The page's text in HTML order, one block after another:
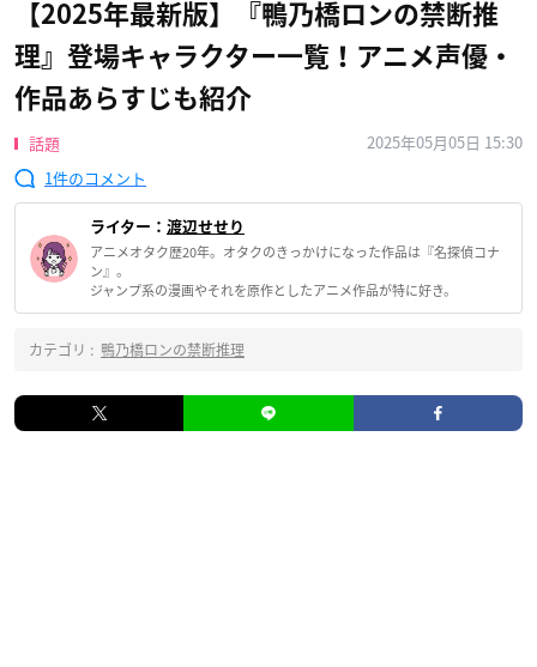
【2025年最新版】『鴨乃橋ロンの禁断推
理』登場キャラクター一覧！アニメ声優・
作品あらすじも紹介
話題
2025年05月05日 15:30
1
ライター： 渡辺せせり
アニメオタク歴20年。オタクのきっかけになった作品は『名探偵コナ
ン』。
ジャンプ系の漫画やそれを原作としたアニメ作品が特に好き。
カテゴリ : 鴨乃橋ロンの禁断推理